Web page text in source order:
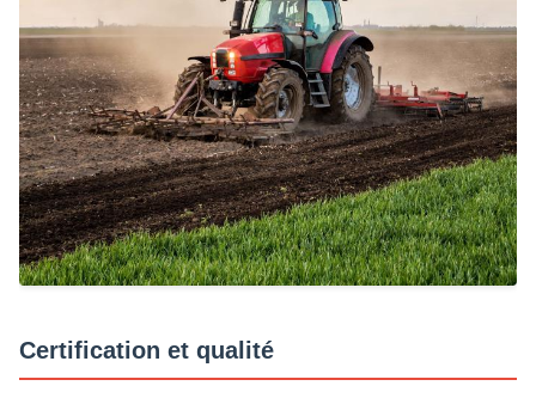
Certification et qualité